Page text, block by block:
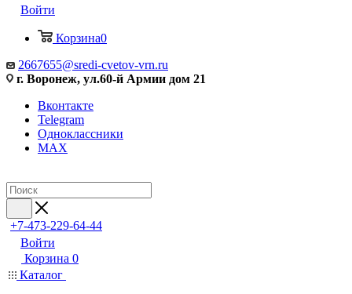
Войти
Корзина0
2667655@sredi-cvetov-vrn.ru
г. Воронеж, ул.60-й Армии дом 21
Вконтакте
Telegram
Одноклассники
MAX
+7-473-229-64-44
Войти
Корзина 0
Каталог